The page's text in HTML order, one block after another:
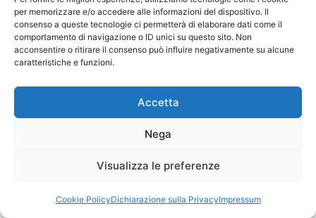
per memorizzare e/o accedere alle informazioni del dispositivo. Il
consenso a queste tecnologie ci permetterà di elaborare dati come il
comportamento di navigazione o ID unici su questo sito. Non
acconsentire o ritirare il consenso può influire negativamente su alcune
caratteristiche e funzioni.
Accetta
Nega
Visualizza le preferenze
Cookie PolicyDichiarazione sulla PrivacyImpressum
Tutte le Marche e Designer
[Newsletter]
© 2011-2026 Purse & Co – Tutti i diritti riservati